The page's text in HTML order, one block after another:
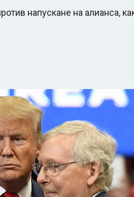
напускане на алианса,